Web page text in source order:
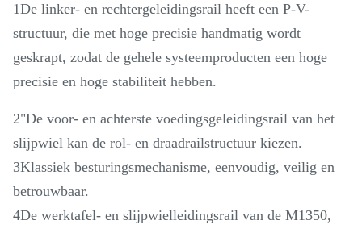
1De linker- en rechtergeleidingsrail heeft een P-V-
structuur, die met hoge precisie handmatig wordt
geskrapt, zodat de gehele systeemproducten een hoge
precisie en hoge stabiliteit hebben.
2"De voor- en achterste voedingsgeleidingsrail van het
slijpwiel kan de rol- en draadrailstructuur kiezen.
3Klassiek besturingsmechanisme, eenvoudig, veilig en
betrouwbaar.
4De werktafel- en slijpwielleidingsrail van de M1350,